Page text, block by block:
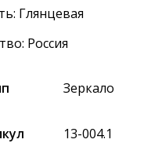
Глянцевая
Россия
Зеркало
13-004.1